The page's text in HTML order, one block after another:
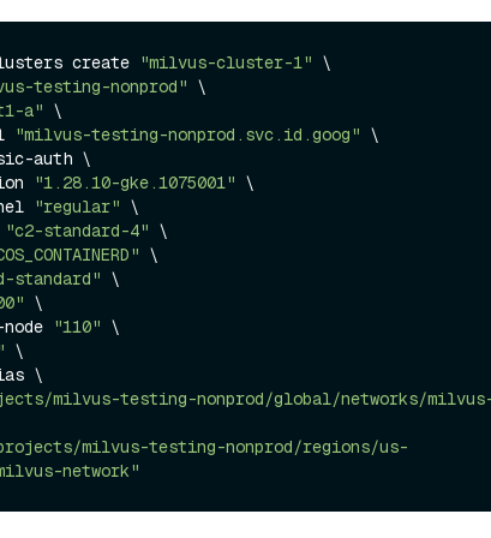
create "milvus-cluster-1" \
testing-nonprod" \
a" \
"milvus-testing-nonprod.svc.id.goog" \
"1.28.10-gke.1075001" \
"regular" \
"c2-standard-4" \
\
standard" \
\
"110" \
\
milvus-testing-nonprod/global/networks/
milvus-testing-nonprod/regions/us-
network"